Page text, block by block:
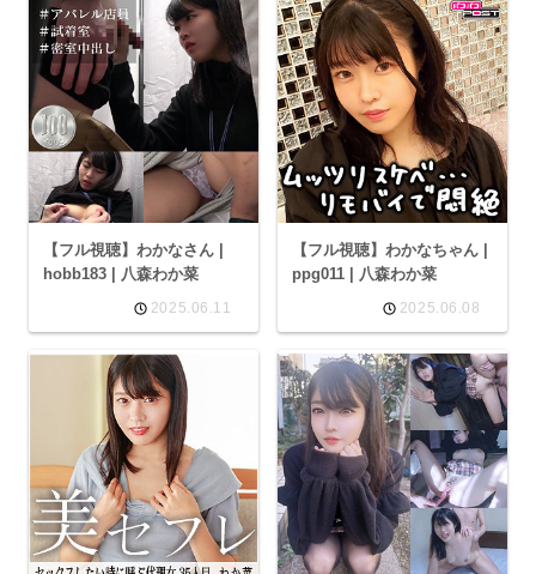
【フル視聴】わかなさん |
hobb183 | 八森わか菜
2025.06.11
【フル視聴】わかなちゃん |
ppg011 | 八森わか菜
2025.06.08